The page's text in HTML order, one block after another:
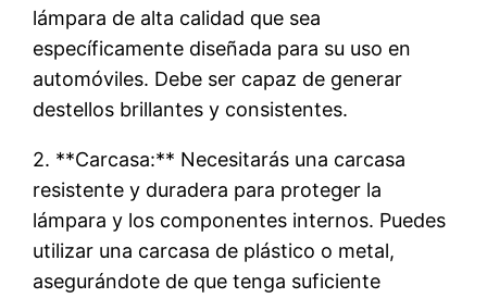
lámpara de alta calidad que sea
específicamente diseñada para su uso en
automóviles. Debe ser capaz de generar
destellos brillantes y consistentes.
2. **Carcasa:** Necesitarás una carcasa
resistente y duradera para proteger la
lámpara y los componentes internos. Puedes
utilizar una carcasa de plástico o metal,
asegurándote de que tenga suficiente